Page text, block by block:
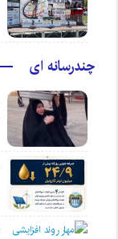
چندرسانه ای